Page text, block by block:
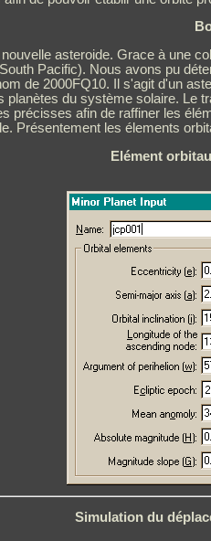
asteroide. Grace à une
Pacific). Nous avons pu
de 2000FQ10. Il s'agit d'un
planètes du système solaire. Le
précisses afin de raffiner les
Présentement les élements
Elément
Simulation du